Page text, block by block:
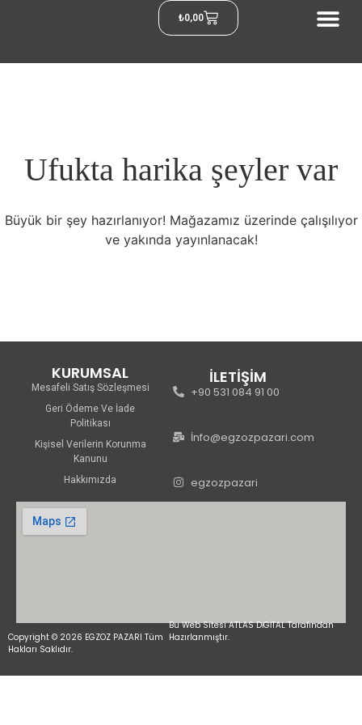
₺0,00
Ufukta harika şeyler var
Büyük bir şey hazırlanıyor! Mağazamız üzerinde çalışılıyor
ve yakında yayınlanacak!
KURUMSAL
Mesafeli Satış Sözleşmesi
Geri Ödeme Ve İade
Politikası
Kişisel Verilerin Korunma
Kanunu
Hakkımızda
İLETİŞİM
+90 531 084 91 00
İnfo@egzozpazari.com
egzozpazari
Copyright © 2026 EGZOZ PAZARI Tüm
Hakları Saklıdır.
Bu Web Sitesi ATLAS DİGİTAL Tarafından
Hazırlanmıştır.